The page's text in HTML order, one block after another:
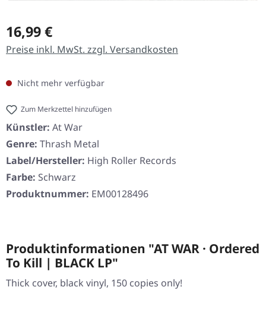
Regulärer Preis:
16,99 €
Preise inkl. MwSt. zzgl. Versandkosten
Nicht mehr verfügbar
Zum Merkzettel hinzufügen
Künstler: At War
Genre: Thrash Metal
Label/Hersteller: High Roller Records
Farbe: Schwarz
Produktnummer: EM00128496
Produktinformationen "AT WAR · Ordered
To Kill | BLACK LP"
Thick cover, black vinyl, 150 copies only!